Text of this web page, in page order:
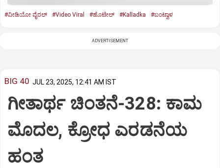
#ವೀಡಿಯೋ ವೈರಲ್ #Video Viral #ಹೊಟೇಲ್‌ #Kalladka #ಬಂಟ್ವಾಳ
ADVERTISEMENT
BIG 40 JUL 23, 2025, 12:41 AM IST
ಗೀತಾರ್ಥ ಚಿಂತನೆ-328: ಕಾಮ
ಮೊದಲ, ಕ್ರೋಧ ಎರಡನೆಯ
ಹಂತ